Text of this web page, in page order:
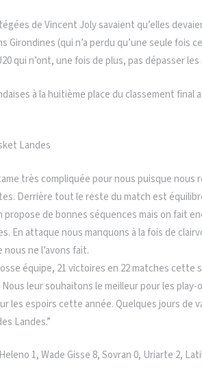
de Vincent Joly savaient qu’elles
Girondines (qui n’a perdu qu’une seule fois
qui n’ont, une fois de plus, pas dépasser
à la huitième place du classement final
Landes
très compliquée pour nous puisque nous
Derrière tout le reste du match est
propose de bonnes séquences mais on fait
En attaque nous manquons à la fois de
ne l’avons fait.
équipe, 21 victoires en 22 matches cette
leur souhaitons le meilleur pour les play-
les espoirs cette année. Quelques jours de
Landes.”
1, Wade Gisse 8, Sovran 0, Uriarte 2,